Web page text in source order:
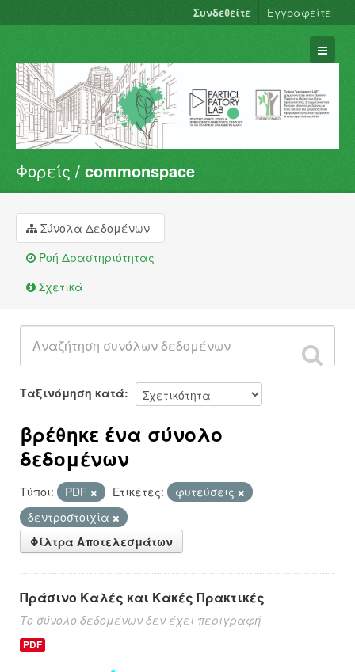
Συνδεθείτε Εγγραφείτε
Σύνολα Δεδομένων
Φορείς
Ομάδες
Σχετικά
Φορείς commonspace
Σύνολα Δεδομένων
Ροή Δραστηριότητας
Σχετικά
Ταξινόμηση κατά
βρέθηκε ένα σύνολο
δεδομένων
Τύποι: PDF Ετικέτες:
φυτεύσεις
δεντροστοιχία
Φίλτρα Αποτελεσμάτων
Πράσινο Καλές και Κακές Πρακτικές
Το σύνολο δεδομένων δεν έχει περιγραφή
PDF